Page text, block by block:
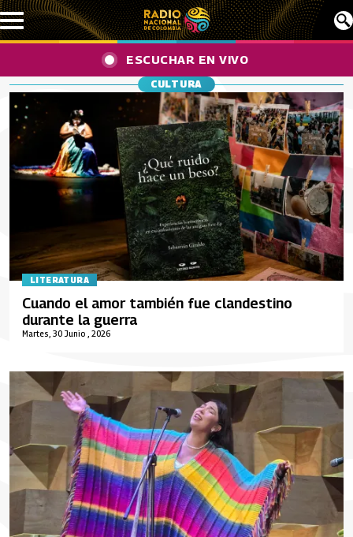
Pasar al contenido principal
ESCUCHAR EN VIVO
CULTURA
LITERATURA
Martes, 30 Junio , 2026
Cuando el amor también fue clandestino
durante la guerra